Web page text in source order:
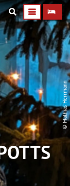
© Mathias Herrmann